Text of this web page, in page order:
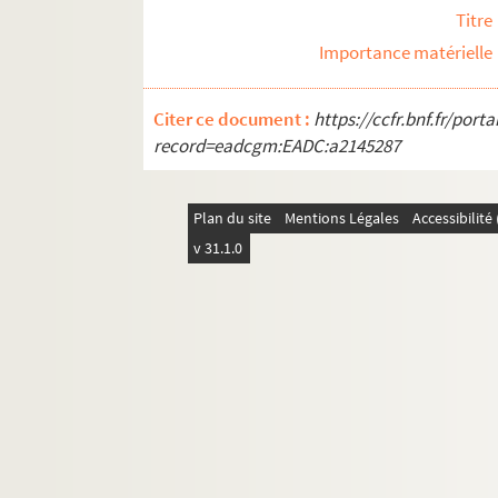
FSC-001939. Voyages à l'étranger :
FSC-001940. Voyages à l'étranger :
Voyages à l'étranger : Hollande
Voyages à l'étranger : Hongrie
Voyages à l'étranger : Inde
Voyages à l'étranger : Israël
Voyages à l'étranger : Italie
Titre
Importance matérielle
Citer ce document : https://ccfr.bnf.fr/
record=eadcgm:EADC:a2145287
Plan du site Mentions Légales
v 31.1.0